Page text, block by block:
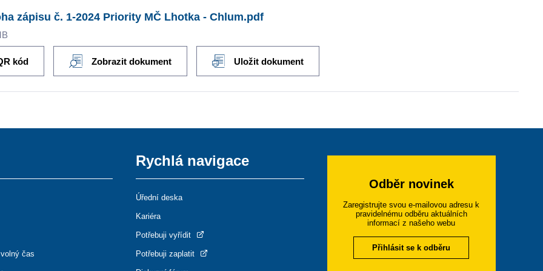
zápisu č. 1-2024 Priority MČ Lhotka - Chlum.pdf
kód Zobrazit dokument Uložit dokument
čas
Rychlá navigace
Úřední deska
Kariéra
Potřebuji vyřídit
Potřebuji zaplatit
Odběr novinek
Zaregistrujte svou e-mailovou adresu k
pravidelnému odběru aktuálních
informací z našeho webu
Přihlásit se k odběru